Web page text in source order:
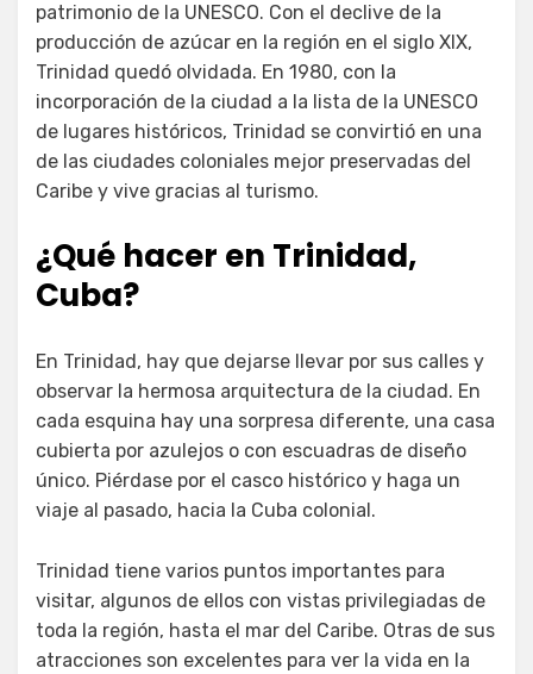
patrimonio de la UNESCO. Con el declive de la
producción de azúcar en la región en el siglo XIX,
Trinidad quedó olvidada. En 1980, con la
incorporación de la ciudad a la lista de la UNESCO
de lugares históricos, Trinidad se convirtió en una
de las ciudades coloniales mejor preservadas del
Caribe y vive gracias al turismo.
¿Qué hacer en Trinidad,
Cuba?
En Trinidad, hay que dejarse llevar por sus calles y
observar la hermosa arquitectura de la ciudad. En
cada esquina hay una sorpresa diferente, una casa
cubierta por azulejos o con escuadras de diseño
único. Piérdase por el casco histórico y haga un
viaje al pasado, hacia la Cuba colonial.
Trinidad tiene varios puntos importantes para
visitar, algunos de ellos con vistas privilegiadas de
toda la región, hasta el mar del Caribe. Otras de sus
atracciones son excelentes para ver la vida en la